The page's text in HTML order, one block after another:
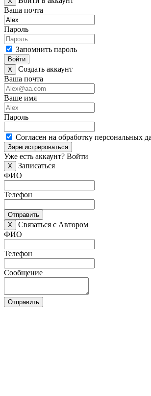
Ваша почта
Пароль
Запомнить пароль
Войти
X
Создать аккаунт
Ваша почта
Ваше имя
Пароль
Согласен на обработку персональных
Зарегистрироваться
Уже есть аккаунт? Войти
X
Записаться
ФИО
Телефон
Отправить
X
Связаться с Автором
ФИО
Телефон
Сообщение
Отправить